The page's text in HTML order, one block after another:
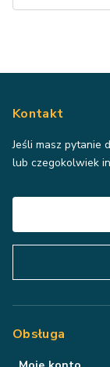
Kontakt
Jeśli masz pytanie
lub czegokolwiek
Obsługa